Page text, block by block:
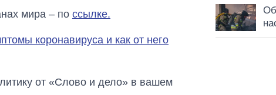
мира – по ссылке.
коронавируса и как от него
от «Слово и дело» в вашем